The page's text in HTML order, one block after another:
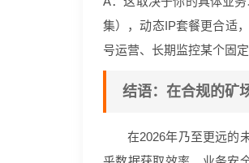
集），动态IP套餐更合适
号运营、长期监控某个固
结语：在合规的矿
在2026年乃至更远的